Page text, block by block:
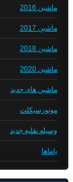
ماشین 2016
ماشین 2017
ماشین 2018
ماشین 2020
ماشین های جدید
موتورسیکلت
وسیله نقلیه جدید
یاماها